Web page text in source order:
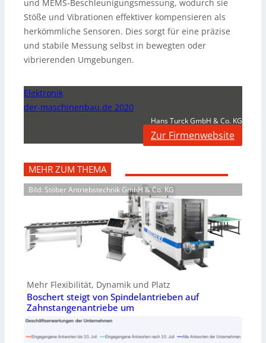
und MEMS-Beschleunigungsmessung, wodurch sie
Stöße und Vibrationen effektiver kompensieren als
herkömmliche Sensoren. Dies sorgt für eine präzise
und stabile Messung selbst in bewegten oder
vibrierenden Umgebungen.
Elektronik
der-maschinenbau.de 2020
Hans Turck GmbH & Co. KG
Zur Firmenwebsite
MEHR ZUM THEMA
Bild: Stöber Antriebstechnik GmbH & Co. KG
Mehr Flexibilität, Dynamik und Platz
Boschert steigt von Spindelantrieben auf
Zahnstangenantriebe um